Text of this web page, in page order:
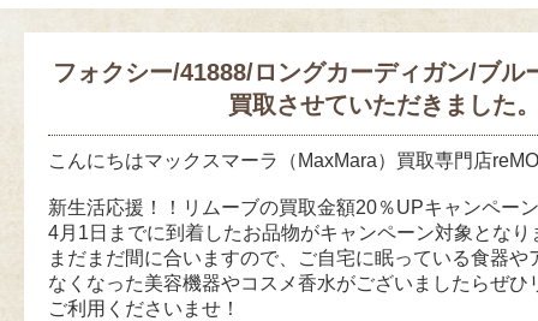
フォクシー/41888/ロングカーディガン/ブル
買取させていただきました
こんにちはマックスマーラ（MaxMara）買取専門店
新生活応援！！リムーブの買取金額20％UPキャンペー
4月1日までに到着したお品物がキャンペーン対象となり
まだまだ間に合いますので、ご自宅に眠っている食器や
なくなった美容機器やコスメ香水がございましたらぜひ
ご利用くださいませ！